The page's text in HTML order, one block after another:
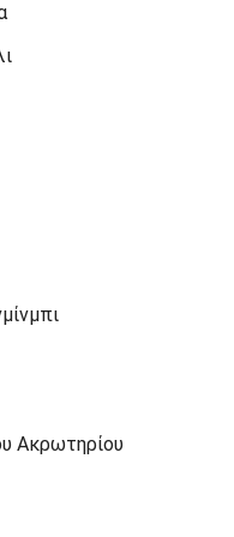
Ακρωτηρίου